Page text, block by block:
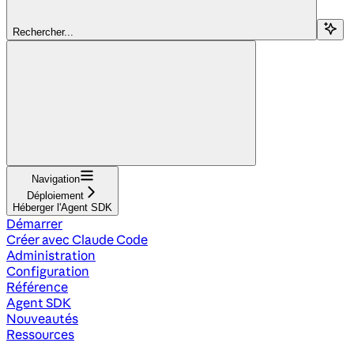
Rechercher...
Navigation
Déploiement
Héberger l'Agent SDK
Démarrer
Créer avec Claude Code
Administration
Configuration
Référence
Agent SDK
Nouveautés
Ressources